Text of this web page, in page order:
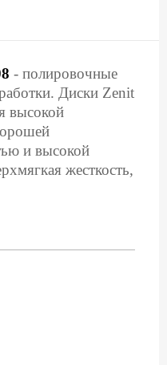
- полировочные
Диски Zenit
высокой
и высокой
жесткость,